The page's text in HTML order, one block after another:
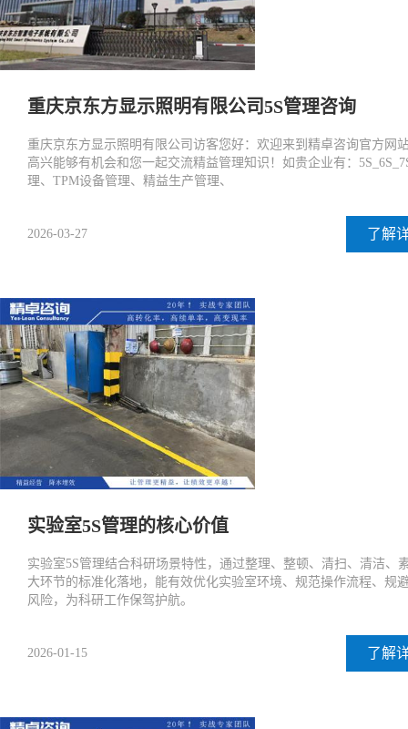
重庆京东方显示照明有限公司5S管理咨询
重庆京东方显示照明有限公司访客您好：欢迎来到精卓咨询官方网
高兴能够有机会和您一起交流精益管理知识！如贵企业有：
理、TPM设备管理、精益生产管理、
2026-03-27 了解
实验室5S管理的核心价值
实验室5S管理结合科研场景特性，通过整理、整顿、清扫、清洁、
大环节的标准化落地，能有效优化实验室环境、规范操作流程、规
风险，为科研工作保驾护航。
2026-01-15 了解